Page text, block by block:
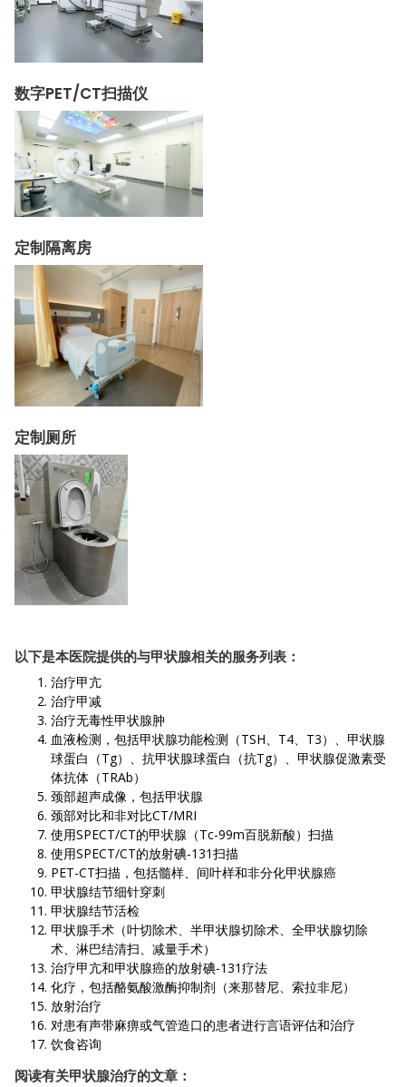
数字PET/CT扫描仪
定制隔离房
定制厕所
以下是本医院提供的与甲状腺相关的服务列表：
治疗甲亢
治疗甲减
治疗无毒性甲状腺肿
血液检测，包括甲状腺功能检测（TSH、T4、T3）、甲状腺
球蛋白（Tg）、抗甲状腺球蛋白（抗Tg）、甲状腺促激素受
体抗体（TRAb）
颈部超声成像，包括甲状腺
颈部对比和非对比CT/MRI
使用SPECT/CT的甲状腺（Tc-99m百脱新酸）扫描
使用SPECT/CT的放射碘-131扫描
PET-CT扫描，包括髓样、间叶样和非分化甲状腺癌
甲状腺结节细针穿刺
甲状腺结节活检
甲状腺手术（叶切除术、半甲状腺切除术、全甲状腺切除
术、淋巴结清扫、减量手术）
治疗甲亢和甲状腺癌的放射碘-131疗法
化疗，包括酪氨酸激酶抑制剂（来那替尼、索拉非尼）
放射治疗
对患有声带麻痹或气管造口的患者进行言语评估和治疗
饮食咨询
阅读有关甲状腺治疗的文章：